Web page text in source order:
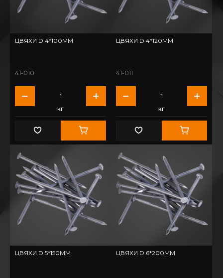
ЦВЯХИ D 4*100ММ
41-010
кг
ЦВЯХИ D 4*120ММ
41-011
кг
ЦВЯХИ D 5*150ММ ЦВЯХИ D 6*200ММ